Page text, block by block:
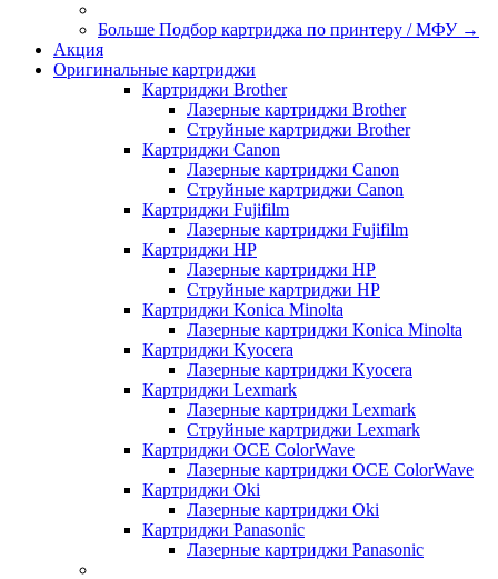
Больше Подбор картриджа по принтеру / МФУ →
Акция
Оригинальные картриджи
Картриджи Brother
Лазерные картриджи Brother
Струйные картриджи Brother
Картриджи Canon
Лазерные картриджи Canon
Струйные картриджи Canon
Картриджи Fujifilm
Лазерные картриджи Fujifilm
Картриджи HP
Лазерные картриджи HP
Струйные картриджи HP
Картриджи Konica Minolta
Лазерные картриджи Konica Minolta
Картриджи Kyocera
Лазерные картриджи Kyocera
Картриджи Lexmark
Лазерные картриджи Lexmark
Струйные картриджи Lexmark
Картриджи OCE ColorWave
Лазерные картриджи OCE ColorWave
Картриджи Oki
Лазерные картриджи Oki
Картриджи Panasonic
Лазерные картриджи Panasonic